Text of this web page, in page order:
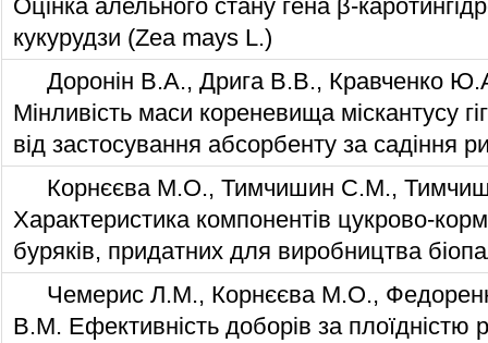
Оцінка алельного стану гена β-
кукурудзи (Zea mays L.)
Доронін В.А., Дрига В.В., Кравченко
Мінливість маси кореневища міскантусу
від застосування абсорбенту за садіння
Корнєєва М.О., Тимчишин С.М.,
Характеристика компонентів цукрово-
буряків, придатних для виробництва
Чемерис Л.М., Корнєєва М.О.,
В.М. Ефективність доборів за плоїдністю